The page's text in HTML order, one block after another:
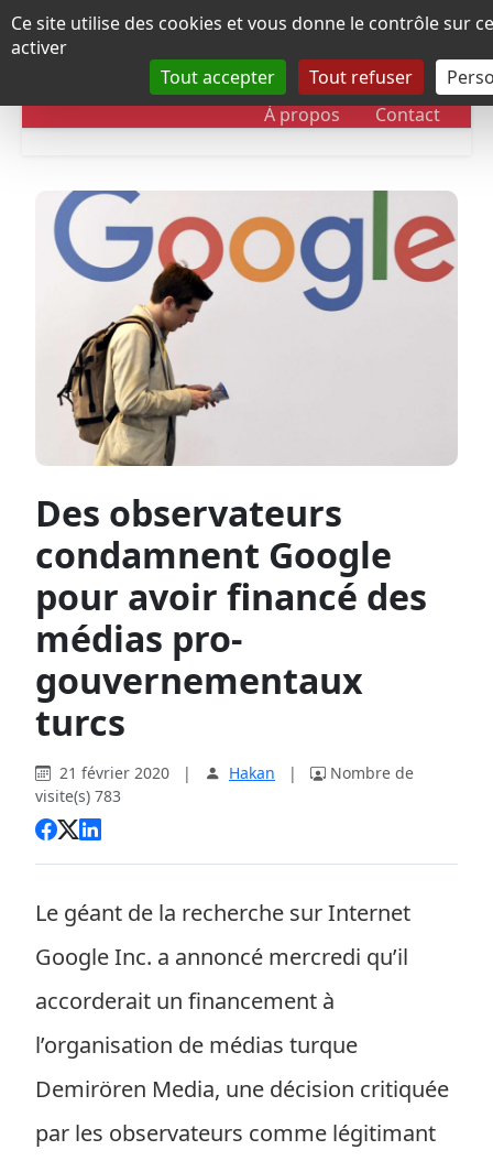
Panneau de gestion des cookies
Ce site utilise des cookies et vous donne le contrôle sur
activer
Tout accepter
Tout refuser
DOSSIERS CHRONOLOGIE
À propos Contact
Des observateurs
condamnent Google
pour avoir financé des
médias pro-
gouvernementaux
turcs
21 février 2020 | Hakan |
Nombre de
visite(s) 783
Le géant de la recherche sur Internet
Google Inc. a annoncé mercredi qu’il
accorderait un financement à
l’organisation de médias turque
Demirören Media, une décision critiquée
par les observateurs comme légitimant